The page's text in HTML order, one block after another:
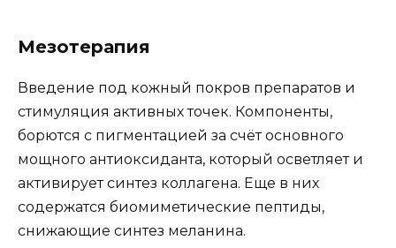
Мезотерапия
Введение под кожный покров препаратов и
стимуляция активных точек. Компоненты,
борются с пигментацией за счёт основного
мощного антиоксиданта, который осветляет и
активирует синтез коллагена. Еще в них
содержатся биомиметические пептиды,
снижающие синтез меланина.